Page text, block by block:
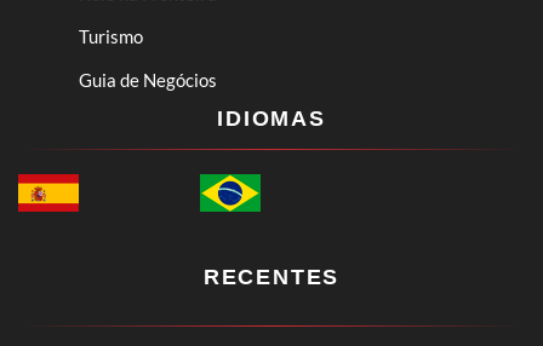
Turismo
Guia de Negócios
IDIOMAS
RECENTES